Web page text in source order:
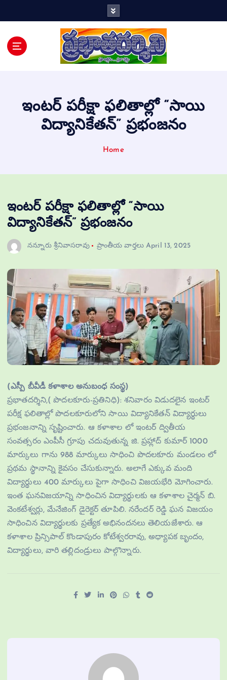
ఇంటర్ పరీక్షా ఫలితాల్లో “సాయి
విద్యానికేతన్” ప్రభంజనం
Home
ఇంటర్ పరీక్షా ఫలితాల్లో “సాయి
విద్యానికేతన్” ప్రభంజనం
నన్నూరు శ్రీనివాసరావు ప్రాంతీయ వార్తలు April 13, 2025
(ఎస్పీ బీవీడీ కళాశాల అనుబంధ సంస్థ)
ప్రభాతదర్శిని,( పొదలకూరు-ప్రతినిధి): శనివారం విడుదలైన ఇంటర్
పరీక్ష ఫలితాల్లో పొదలకూరులోని సాయి విద్యానికేతన్ విద్యార్థులు
ప్రభంజనాన్ని సృష్టించారు. ఆ కళాశాల లో ఇంటర్ ద్వితీయ
సంవత్సరం ఎంపీసీ గ్రూపు చదువుతున్న జి. ప్రహ్లాద్ కుమార్ 1000
మార్కులు గాను 988 మార్కులు సాధించి పొదలకూరు మండలం లో
ప్రథమ స్థానాన్ని కైవసం చేసుకున్నారు. అలాగే ఎక్కువ మంది
విద్యార్థులు 400 మార్కులు పైగా సాధించి విజయభేరి మోగించారు.
ఇంత ఘనవిజయాన్ని సాధించిన విద్యార్థులకు ఆ కళాశాల చైర్మన్ బి.
వెంకటేశ్వర్లు, మేనేజింగ్ డైరెక్టర్ తూపిలి. నరేందర్ రెడ్డి ఘన విజయం
సాధించిన విద్యార్థులకు ప్రత్యేక అభినందనలు తెలియజేశారు. ఆ
కళాశాల ప్రిన్సిపాల్ కొండాపురం కోటేశ్వరరావు, అధ్యాపక బృందం,
విద్యార్థులు, వారి తల్లిదండ్రులు పాల్గొన్నారు.